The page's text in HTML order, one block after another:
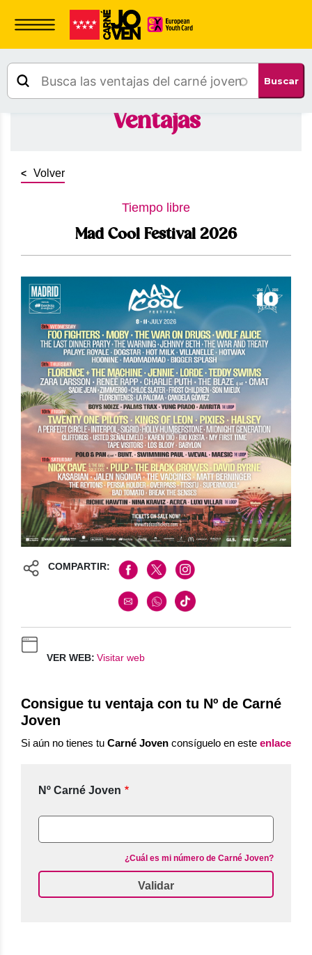
Buscar
Estás en: Ventajas Mad Cool Festival 2026
Ventajas
Volver
Tiempo libre
Mad Cool Festival 2026
COMPARTIR:
VER WEB: Visitar web
Consigue tu ventaja con tu Nº de Carné
Joven
Si aún no tienes tu Carné Joven consíguelo en este enlace
Nº Carné Joven
¿Cuál es mi número de Carné Joven?